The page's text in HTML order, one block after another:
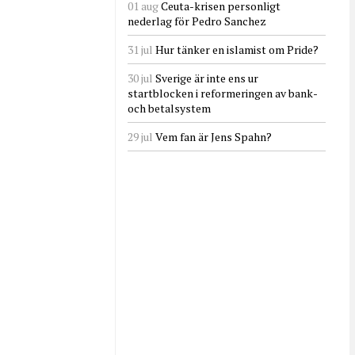
01 augCeuta-krisen personligt
nederlag för Pedro Sanchez
31 jul Hur tänker en islamist om Pride?
30 jul Sverige är inte ens ur
startblocken i reformeringen av bank-
och betalsystem
29 jul Vem fan är Jens Spahn?